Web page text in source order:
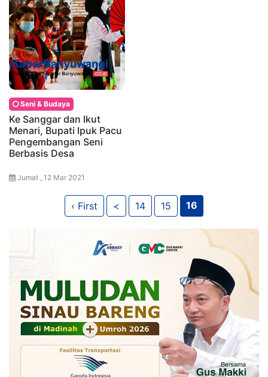
Seni & Budaya
Ke Sanggar dan Ikut
Menari, Bupati Ipuk Pacu
Pengembangan Seni
Berbasis Desa
Jumat , 12 Mar 2021
‹ First < 14 15 16